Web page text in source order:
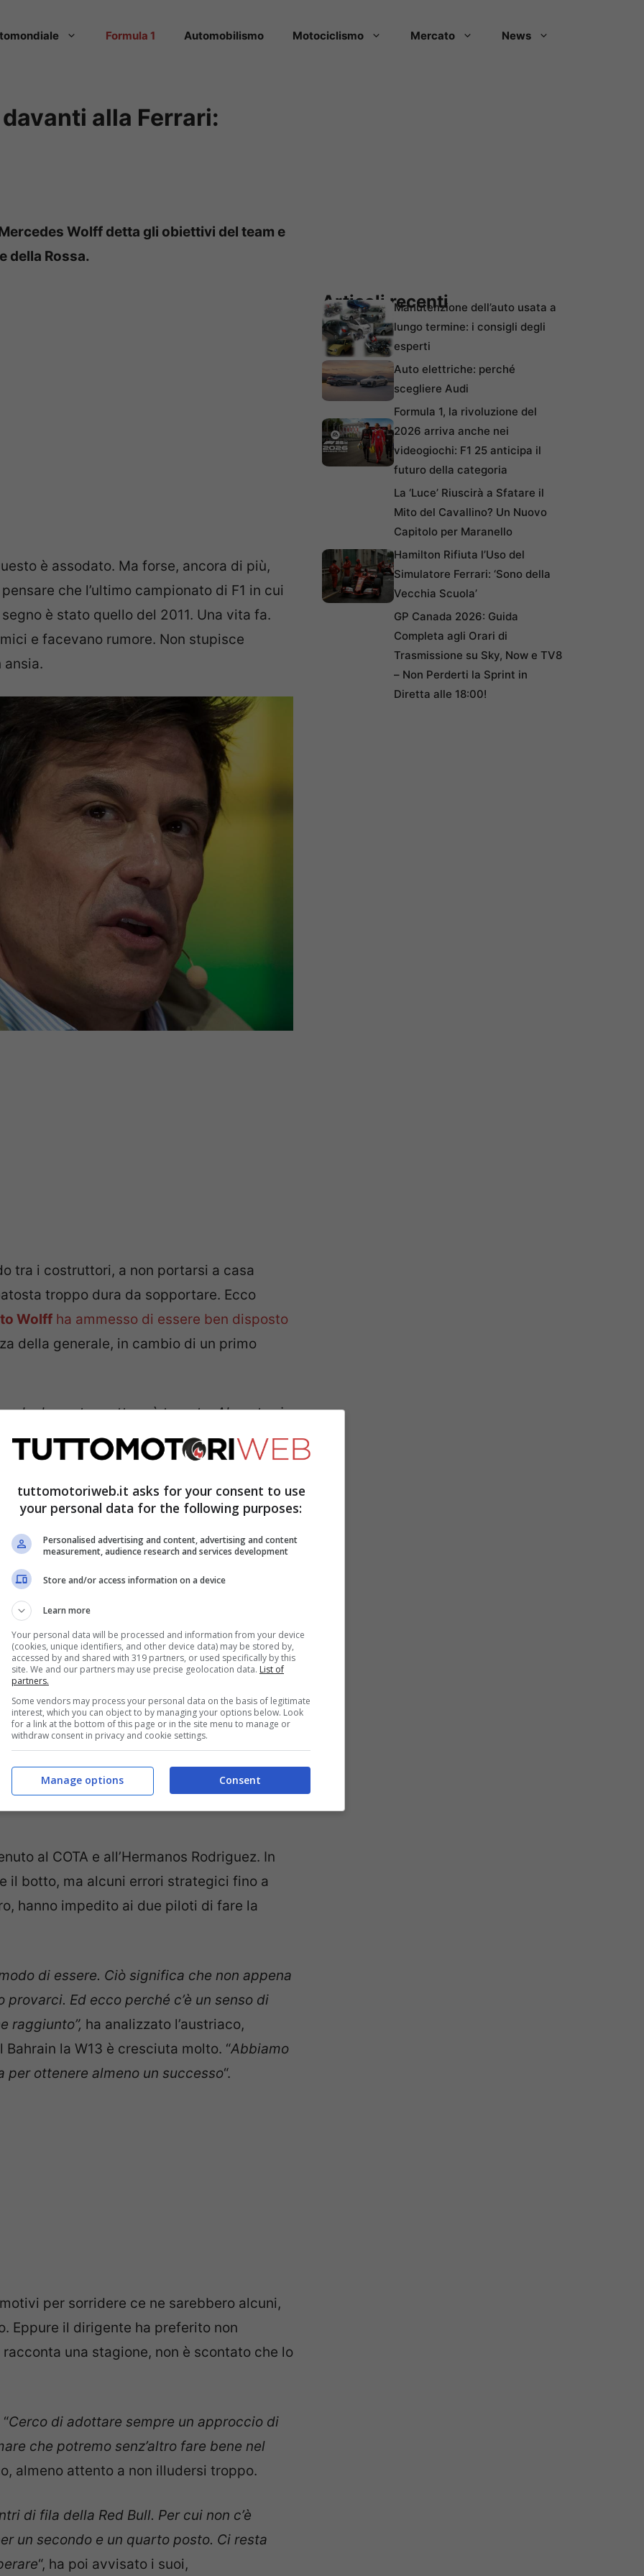
Formula 1 Automobilismo Motociclismo Mercato News
alla Ferrari:
Wolff detta gli obiettivi del team e
della Rossa.
è assodato. Ma forse, ancora di più,
che l’ultimo campionato di F1 in cui
è stato quello del 2011. Una vita fa.
e facevano rumore. Non stupisce
ansia.
tra i costruttori, a non portarsi a casa
troppo dura da sopportare. Ecco
Wolff ha ammesso di essere ben disposto
della generale, in cambio di un primo
che la nostra vettura è tornata. Al contrario
essere figlio di errori altrui“, ha
per la volata finale
il Cavallino sarebbe una sorta di
è la nostra priorità. Ciò che desideriamo è
ha dettato il target per le prossime
al COTA e all’Hermanos Rodriguez. In
il botto, ma alcuni errori strategici fino a
hanno impedito ai due piloti di fare la
di essere. Ciò significa che non appena
Ed ecco perché c’è un senso di
raggiunto”, ha analizzato l’austriaco,
la W13 è cresciuta molto. “Abbiamo
per ottenere almeno un successo“.
per sorridere ce ne sarebbero alcuni,
Eppure il dirigente ha preferito non
una stagione, non è scontato che lo
Cerco di adottare sempre un approccio di
che potremo senz’altro fare bene nel
almeno attento a non illudersi troppo.
di fila della Red Bull. Per cui non c’è
un secondo e un quarto posto. Ci resta
“, ha poi avvisato i suoi,
Articoli recentiManutenzione dell’auto usata a
lungo termine: i consigli degli
esperti
Auto elettriche: perché
scegliere Audi
Formula 1, la rivoluzione del
2026 arriva anche nei
videogiochi: F1 25 anticipa il
futuro della categoria
La ‘Luce’ Riuscirà a Sfatare il
Mito del Cavallino? Un Nuovo
Capitolo per Maranello
Hamilton Rifiuta l’Uso del
Simulatore Ferrari: ‘Sono della
Vecchia Scuola’
GP Canada 2026: Guida
Completa agli Orari di
Trasmissione su Sky, Now e TV8
– Non Perderti la Sprint in
Diretta alle 18:00!
tuttomotoriweb.it asks for your consent to use
your personal data for the following purposes:
Personalised advertising and content, advertising and content
measurement, audience research and services development
Store and/or access information on a device
Learn more
Your personal data will be processed and information from your device
(cookies, unique identifiers, and other device data) may be stored by,
accessed by and shared with 319 partners, or used specifically by this
site. We and our partners may use precise geolocation data. List of
partners.
Some vendors may process your personal data on the basis of legitimate
interest, which you can object to by managing your options below. Look
for a link at the bottom of this page or in the site menu to manage or
withdraw consent in privacy and cookie settings.
Consent
Manage options